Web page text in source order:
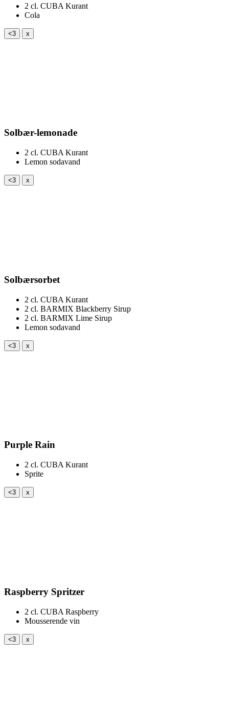
2 cl. CUBA Kurant
Cola
<3 x
Solbær-lemonade
2 cl. CUBA Kurant
Lemon sodavand
<3 x
Solbærsorbet
2 cl. CUBA Kurant
2 cl. BARMIX Blackberry Sirup
2 cl. BARMIX Lime Sirup
Lemon sodavand
<3 x
Purple Rain
2 cl. CUBA Kurant
Sprite
<3 x
Raspberry Spritzer
2 cl. CUBA Raspberry
Mousserende vin
<3 x